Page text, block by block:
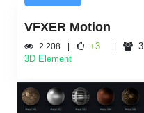
VFXER Motion
2 208 +3
3
3D Element